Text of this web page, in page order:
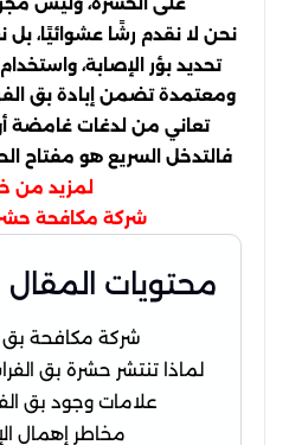
نحن لا نقدم رشًا عشوائيًا،
تحديد بؤر الإصابة،
ومعتمدة تضمن إبادة بق
تعاني من لدغات غامضة
فالتدخل السريع هو مفتاح
لمزيد من
شركة مكافحة
محتويات المقال
شركة مكافحة بق
لماذا تنتشر حشرة بق
علامات وجود بق
مخاطر إهمال